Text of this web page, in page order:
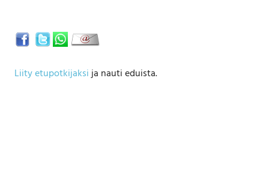
Liity etupotkijaksija nauti eduista.